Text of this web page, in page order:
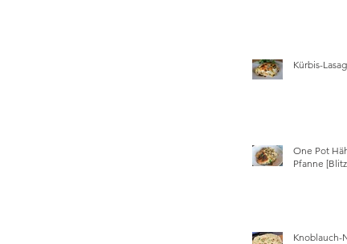
Kürbis-
One Pot
Pfanne
Knoblauch-